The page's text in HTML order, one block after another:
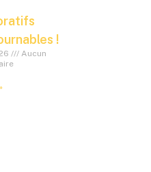
!
Aucun